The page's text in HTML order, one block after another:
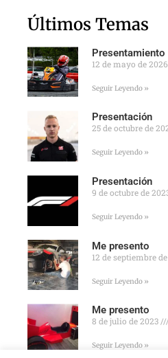
Últimos Temas
Presentamiento
12 de mayo de 2026
Seguir Leyendo »
Presentación
25 de octubre de
Seguir Leyendo »
Presentación
9 de octubre de
Seguir Leyendo »
Me presento
12 de septiembre
Seguir Leyendo »
Me presento
8 de julio de 2023
Seguir Leyendo »